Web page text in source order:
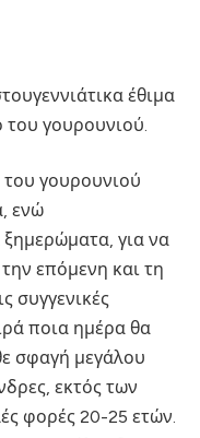
έθιμα
του γουρουνιού.
του γουρουνιού
ενώ
ξημερώματα, για να
επόμενη και τη
συγγενικές
ποια ημέρα θα
σφαγή μεγάλου
εκτός των
φορές 20-25 ετών.